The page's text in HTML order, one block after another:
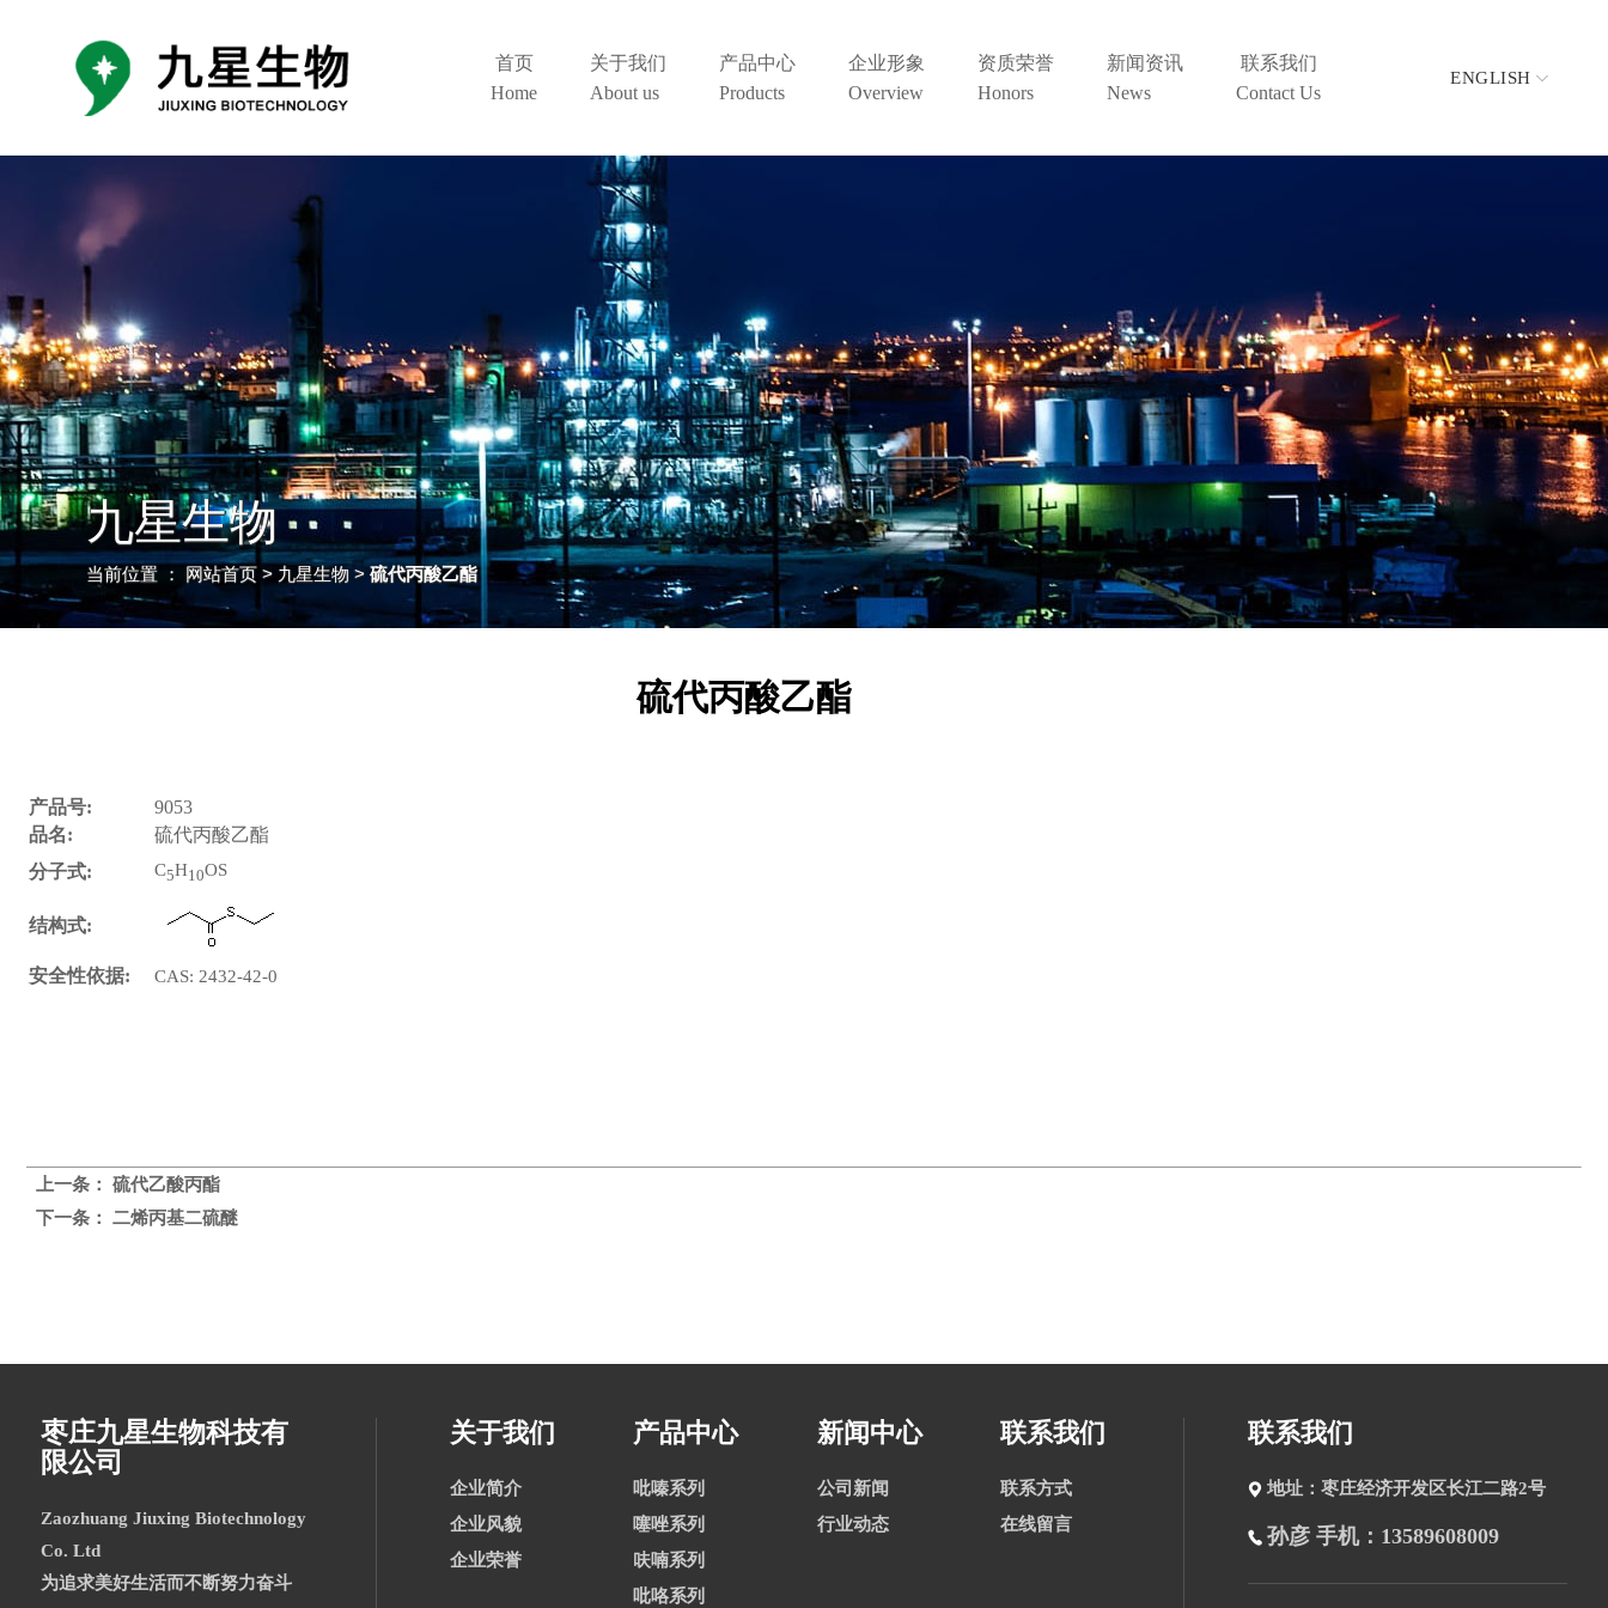
首页
Home
关于我们
About us
产品中心
Products
企业形象
Overview
资质荣誉
Honors
新闻资讯
News
联系我们
Contact Us
ENGLISH
九星生物
当前位置 ： 网站首页 > 九星生物 > 硫代丙酸乙酯
硫代丙酸乙酯
产品号:
9053
品名:
硫代丙酸乙酯
分子式:
C5H10OS
结构式:
安全性依据: CAS: 2432-42-0
上一条： 硫代乙酸丙酯
下一条：
二烯丙基二硫醚
枣庄九星生物科技有
限公司
Zaozhuang Jiuxing Biotechnology
Co. Ltd
为追求美好生活而不断努力奋斗
关于我们
企业简介
企业风貌
企业荣誉
产品中心
吡嗪系列
噻唑系列
呋喃系列
吡咯系列
新闻中心
公司新闻
行业动态
联系我们
联系方式
在线留言
联系我们
地址：枣庄经济开发区长江二路2号
孙彦 手机：13589608009